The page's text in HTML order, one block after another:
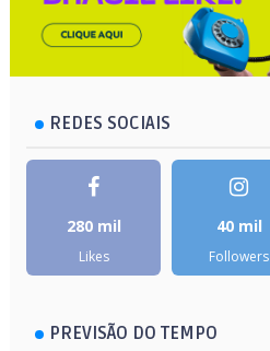
REDES SOCIAIS
280 mil
Likes
40 mil
Followers
PREVISÃO DO TEMPO